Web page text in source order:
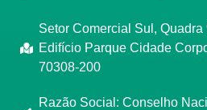
Setor Comercial Sul, Quadra
Edifício Parque Cidade
70308-200
Razão Social: Conselho